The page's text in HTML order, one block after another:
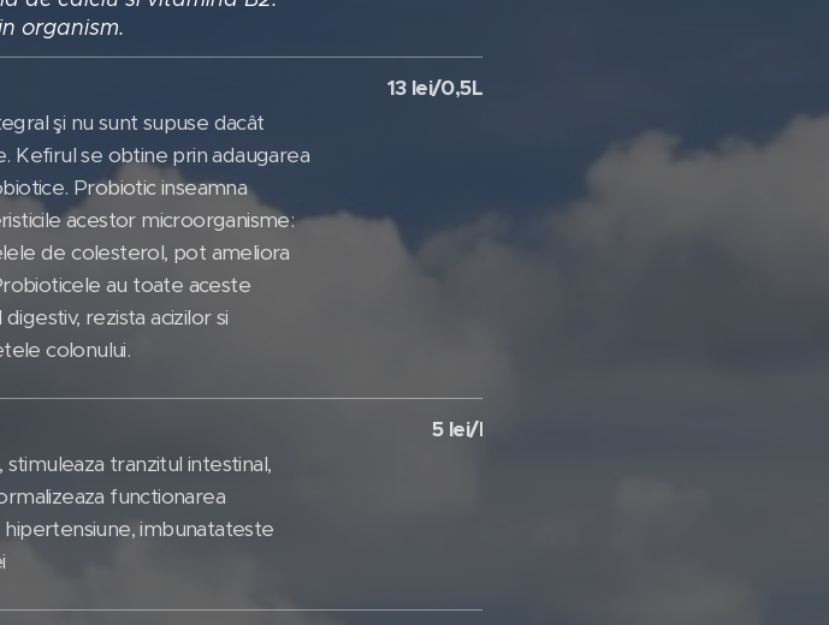
organism.
şi nu sunt supuse dacât
Kefirul se obtine prin adaugarea
Probiotic inseamna
acestor microorganisme:
de colesterol, pot ameliora
au toate aceste
rezista acizilor si
colonului.
13 lei/0,5L
tranzitul intestinal,
functionarea
imbunatateste
5 lei/l